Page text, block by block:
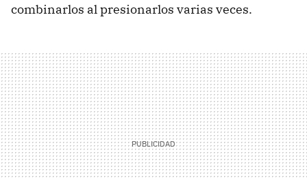
combinarlos al presionarlos varias veces.